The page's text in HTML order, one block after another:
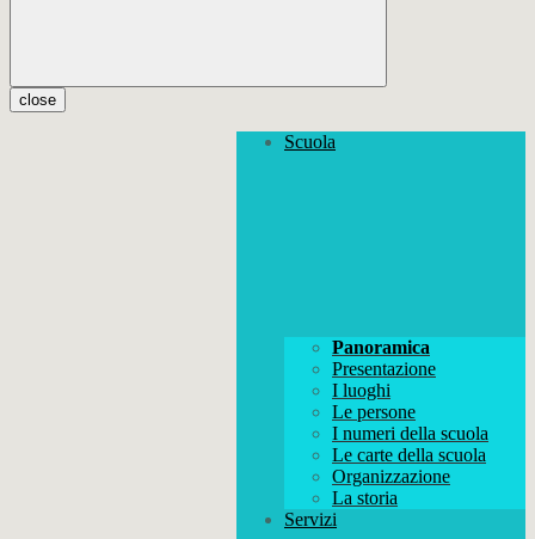
close
Scuola
Panoramica
Presentazione
I luoghi
Le persone
I numeri della scuola
Le carte della scuola
Organizzazione
La storia
Servizi